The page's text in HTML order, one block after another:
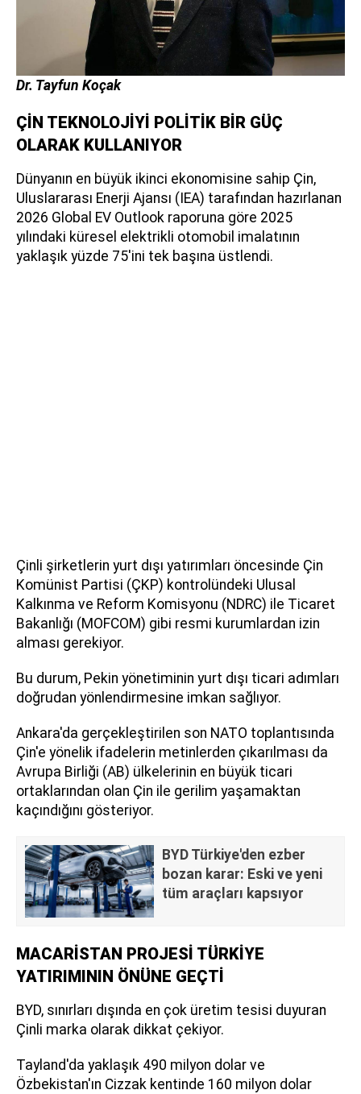
Dr. Tayfun Koçak
ÇİN TEKNOLOJİYİ POLİTİK BİR GÜÇ
OLARAK KULLANIYOR
Dünyanın en büyük ikinci ekonomisine sahip Çin,
Uluslararası Enerji Ajansı (IEA) tarafından hazırlanan
2026 Global EV Outlook raporuna göre 2025
yılındaki küresel elektrikli otomobil imalatının
yaklaşık yüzde 75'ini tek başına üstlendi.
Çinli şirketlerin yurt dışı yatırımları öncesinde Çin
Komünist Partisi (ÇKP) kontrolündeki Ulusal
Kalkınma ve Reform Komisyonu (NDRC) ile Ticaret
Bakanlığı (MOFCOM) gibi resmi kurumlardan izin
alması gerekiyor.
Bu durum, Pekin yönetiminin yurt dışı ticari adımları
doğrudan yönlendirmesine imkan sağlıyor.
Ankara'da gerçekleştirilen son NATO toplantısında
Çin'e yönelik ifadelerin metinlerden çıkarılması da
Avrupa Birliği (AB) ülkelerinin en büyük ticari
ortaklarından olan Çin ile gerilim yaşamaktan
kaçındığını gösteriyor.
BYD Türkiye'den ezber
bozan karar: Eski ve yeni
tüm araçları kapsıyor
MACARİSTAN PROJESİ TÜRKİYE
YATIRIMININ ÖNÜNE GEÇTİ
BYD, sınırları dışında en çok üretim tesisi duyuran
Çinli marka olarak dikkat çekiyor.
Tayland'da yaklaşık 490 milyon dolar ve
Özbekistan'ın Cizzak kentinde 160 milyon dolar